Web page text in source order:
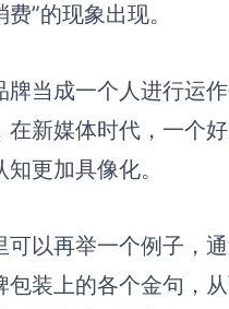
费”的现象出现。
牌当成一个人进行运
在新媒体时代，一个
知更加具像化。
可以再举一个例子，
包装上的各个金句，